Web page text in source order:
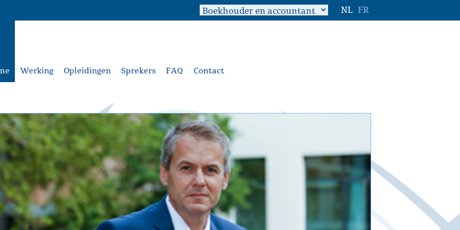
NL FR
Werking Opleidingen Sprekers FAQ Contact